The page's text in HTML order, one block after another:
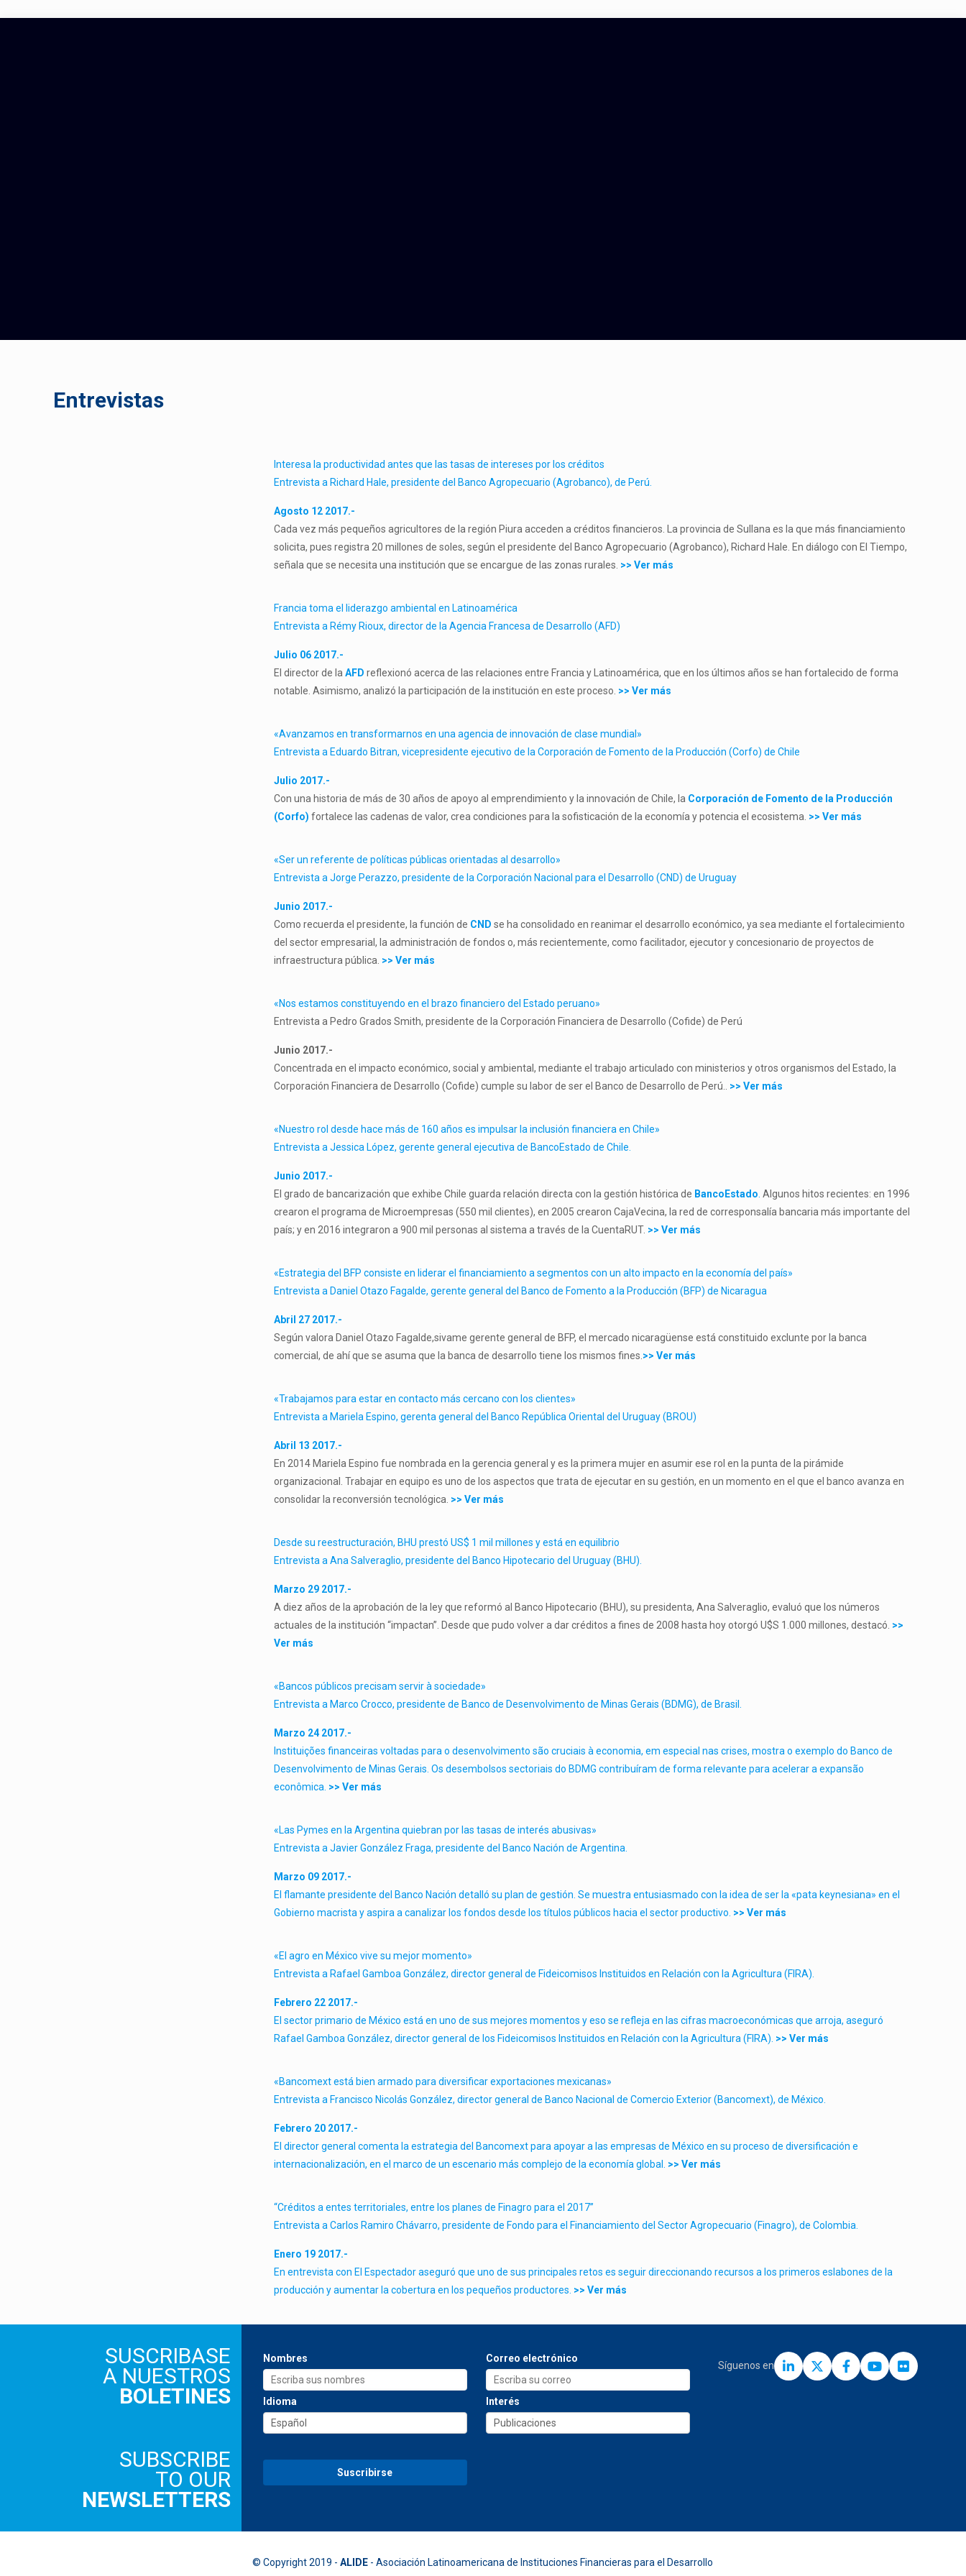
Entrevistas
Interesa la productividad antes que las tasas de intereses por los créditos
Entrevista a Richard Hale, presidente del Banco Agropecuario (Agrobanco), de Perú.
Agosto 12 2017.-
Cada vez más pequeños agricultores de la región Piura acceden a créditos financieros. La provincia de Sullana es la que más financiamiento
solicita, pues registra 20 millones de soles, según el presidente del Banco Agropecuario (Agrobanco), Richard Hale. En diálogo con El Tiempo,
señala que se necesita una institución que se encargue de las zonas rurales. >> Ver más
Francia toma el liderazgo ambiental en Latinoamérica
Entrevista a Rémy Rioux, director de la Agencia Francesa de Desarrollo (AFD)
Julio 06 2017.-
El director de la AFD reflexionó acerca de las relaciones entre Francia y Latinoamérica, que en los últimos años se han fortalecido de forma
notable. Asimismo, analizó la participación de la institución en este proceso. >> Ver más
«Avanzamos en transformarnos en una agencia de innovación de clase mundial»
Entrevista a Eduardo Bitran, vicepresidente ejecutivo de la Corporación de Fomento de la Producción (Corfo) de Chile
Julio 2017.-
Con una historia de más de 30 años de apoyo al emprendimiento y la innovación de Chile, la Corporación de Fomento de la Producción
(Corfo) fortalece las cadenas de valor, crea condiciones para la sofisticación de la economía y potencia el ecosistema. >> Ver más
«Ser un referente de políticas públicas orientadas al desarrollo»
Entrevista a Jorge Perazzo, presidente de la Corporación Nacional para el Desarrollo (CND) de Uruguay
Junio 2017.-
Como recuerda el presidente, la función de CND se ha consolidado en reanimar el desarrollo económico, ya sea mediante el fortalecimiento
del sector empresarial, la administración de fondos o, más recientemente, como facilitador, ejecutor y concesionario de proyectos de
infraestructura pública. >> Ver más
«Nos estamos constituyendo en el brazo financiero del Estado peruano»
Entrevista a Pedro Grados Smith, presidente de la Corporación Financiera de Desarrollo (Cofide) de Perú
Junio 2017.-
Concentrada en el impacto económico, social y ambiental, mediante el trabajo articulado con ministerios y otros organismos del Estado, la
Corporación Financiera de Desarrollo (Cofide) cumple su labor de ser el Banco de Desarrollo de Perú..
>> Ver más
«Nuestro rol desde hace más de 160 años es impulsar la inclusión financiera en Chile»
Entrevista a Jessica López, gerente general ejecutiva de BancoEstado de Chile.
Junio 2017.-
El grado de bancarización que exhibe Chile guarda relación directa con la gestión histórica de BancoEstado Algunos hitos recientes: en 1996
crearon el programa de Microempresas (550 mil clientes), en 2005 crearon CajaVecina, la red de corresponsalía bancaria más importante del
país; y en 2016 integraron a 900 mil personas al sistema a través de la CuentaRUT. >> Ver más
«Estrategia del BFP consiste en liderar el financiamiento a segmentos con un alto impacto en la economía del país»
Entrevista a Daniel Otazo Fagalde, gerente general del Banco de Fomento a la Producción (BFP) de Nicaragua
Abril 27 2017.-
Según valora Daniel Otazo Fagalde,sivame gerente general de BFP, el mercado nicaragüense está constituido exclunte por la banca
comercial, de ahí que se asuma que la banca de desarrollo tiene los mismos fines. >> Ver más
«Trabajamos para estar en contacto más cercano con los clientes»
Entrevista a Mariela Espino, gerenta general del Banco República Oriental del Uruguay (BROU)
Abril 13 2017.-
En 2014 Mariela Espino fue nombrada en la gerencia general y es la primera mujer en asumir ese rol en la punta de la pirámide
organizacional. Trabajar en equipo es uno de los aspectos que trata de ejecutar en su gestión, en un momento en el que el banco avanza en
consolidar la reconversión tecnológica. >> Ver más
Desde su reestructuración, BHU prestó US$ 1 mil millones y está en equilibrio
Entrevista a Ana Salveraglio, presidente del Banco Hipotecario del Uruguay(BHU).
Marzo 29 2017.-
A diez años de la aprobación de la ley que reformó al Banco Hipotecario (BHU), su presidenta, Ana Salveraglio, evaluó que los números
actuales de la institución “impactan”. Desde que pudo volver a dar créditos a fines de 2008 hasta hoy otorgó U$S 1.000 millones, destacó. >>
Ver más
«Bancos públicos precisam servir à sociedade»
Entrevista a Marco Crocco, presidente de Banco de Desenvolvimento de Minas Gerais (BDMG), de Brasil.
Marzo 24 2017.-
Instituições financeiras voltadas para o desenvolvimento são cruciais à economia, em especial nas crises, mostra o exemplo do Banco de
Desenvolvimento de Minas Gerais . Os desembolsos sectoriais do BDMG contribuíram de forma relevante para acelerar a expansão
econômica. >> Ver más
«Las Pymes en la Argentina quiebran por las tasas de interés abusivas»
Entrevista a Javier González Fraga, presidente del Banco Nación de Argentina.
Marzo 09 2017.-
El flamante presidente del Banco Nación detalló su plan de gestión. Se muestra entusiasmado con la idea de ser la «pata keynesiana» en el
Gobierno macrista y aspira a canalizar los fondos desde los títulos públicos hacia el sector productivo. >> Ver más
«El agro en México vive su mejor momento»
Entrevista a Rafael Gamboa González, director general de Fideicomisos Instituidos en Relación con la Agricultura (FIRA).
Febrero 22 2017.-
El sector primario de México está en uno de sus mejores momentos y eso se refleja en las cifras macroeconómicas que arroja, aseguró
Rafael Gamboa González, director general de los Fideicomisos Instituidos en Relación con la Agricultura (FIRA). >> Ver más
«Bancomext está bien armado para diversificar exportaciones mexicanas»
Entrevista a Francisco Nicolás González, director general de Banco Nacional de Comercio Exterior (Bancomext), de México.
Febrero 20 2017.-
El director general comenta la estrategia del Bancomext para apoyar a las empresas de México en su proceso de diversificación e
internacionalización, en el marco de un escenario más complejo de la economía global.
>> Ver más
“Créditos a entes territoriales, entre los planes de Finagro para el 2017”
Entrevista a Carlos Ramiro Chávarro, presidente de Fondo para el Financiamiento del Sector Agropecuario (Finagro), de Colombia.
Enero 19 2017.-
En entrevista con El Espectador aseguró que uno de sus principales retos es seguir direccionando recursos a los primeros eslabones de la
producción y aumentar la cobertura en los pequeños productores. >> Ver más
SUSCRIBASE
A NUESTROS
BOLETINES
SUBSCRIBE
TO OUR
NEWSLETTERS
Nombres
Idioma
Correo electrónico
Interés
Síguenos en
© Copyright 2019 -ALIDE - Asociación Latinoamericana de Instituciones Financieras para el Desarrollo